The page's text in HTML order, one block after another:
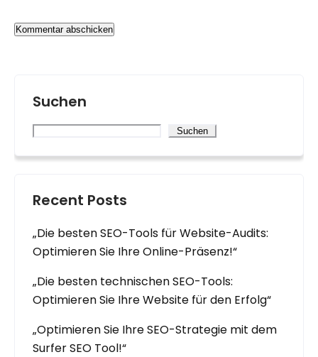
Suchen
Suchen
Recent Posts
„Die besten SEO-Tools für Website-Audits:
Optimieren Sie Ihre Online-Präsenz!“
„Die besten technischen SEO-Tools:
Optimieren Sie Ihre Website für den Erfolg“
„Optimieren Sie Ihre SEO-Strategie mit dem
Surfer SEO Tool!“